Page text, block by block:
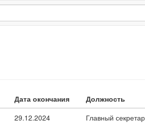
Дата окончания
Должность
29.12.2024
Главный